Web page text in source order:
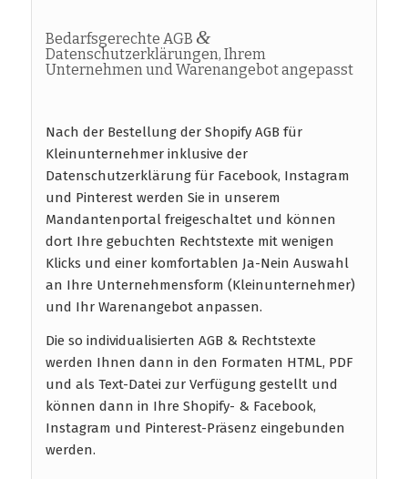
Bedarfsgerechte AGB &
Datenschutzerklärungen, Ihrem
Unternehmen und Warenangebot angepasst
Nach der Bestellung der Shopify AGB für
Kleinunternehmer inklusive der
Datenschutzerklärung für Facebook, Instagram
und Pinterest werden Sie in unserem
Mandantenportal freigeschaltet und können
dort Ihre gebuchten Rechtstexte mit wenigen
Klicks und einer komfortablen Ja-Nein Auswahl
an Ihre Unternehmensform (Kleinunternehmer)
und Ihr Warenangebot anpassen.
Die so individualisierten AGB & Rechtstexte
werden Ihnen dann in den Formaten HTML, PDF
und als Text-Datei zur Verfügung gestellt und
können dann in Ihre Shopify- & Facebook,
Instagram und Pinterest-Präsenz eingebunden
werden.